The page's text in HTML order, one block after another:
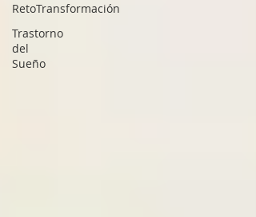
RetoTransformación
Trastorno
del
Sueño